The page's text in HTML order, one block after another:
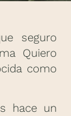
seguro
Quiero
como
hace un